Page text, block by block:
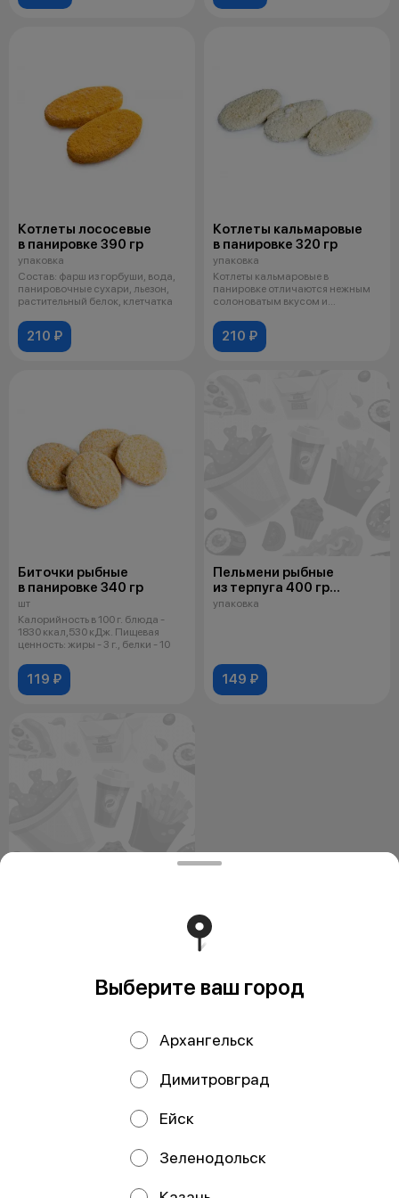
Котлеты лососевые
в панировке 390 гр
упаковка
Состав: фарш из горбуши, вода,
панировочные сухари, льезон,
растительный белок, клетчатка
210 ₽
Котлеты кальмаровые
в панировке 320 гр
упаковка
Котлеты кальмаровые в
панировке отличаются нежным
солоноватым вкусом и
210 ₽
Биточки рыбные
в панировке 340 гр
шт
Калорийность в 100 г. блюда -
1830 ккал,530 кДж. Пищевая
ценность: жиры - 3 г., белки - 10
119 ₽
Пельмени рыбные
из терпуга 400 гр
Челябинск
упаковка
149 ₽
жиры - 10 г., белки - 1Выберите ваш город
Архангельск
Димитровград
Ейск
Зеленодольск